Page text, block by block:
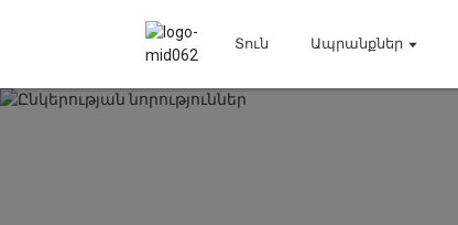
Տուն Ապրանքներ